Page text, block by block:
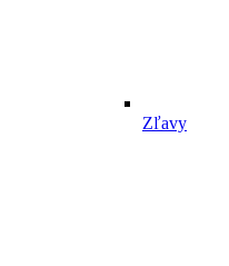
Zľavy